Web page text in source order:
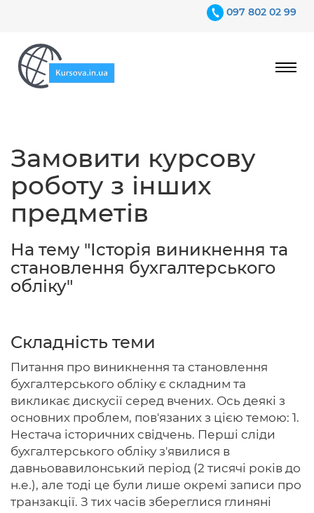
097 802 02 99
Замовити курсову
роботу з інших
предметів
На тему "Історія виникнення та
становлення бухгалтерського
обліку"
Складність теми
Питання про виникнення та становлення
бухгалтерського обліку є складним та
викликає дискусії серед вчених. Ось деякі з
основних проблем, пов'язаних з цією темою: 1.
Нестача історичних свідчень. Перші сліди
бухгалтерського обліку з'явилися в
давньовавилонський період (2 тисячі років до
н.е.), але тоді це були лише окремі записи про
транзакції. З тих часів збереглися глиняні
Гарантії
Відгуки
Контакти
Головна
Авторам
Умови
Вхiд